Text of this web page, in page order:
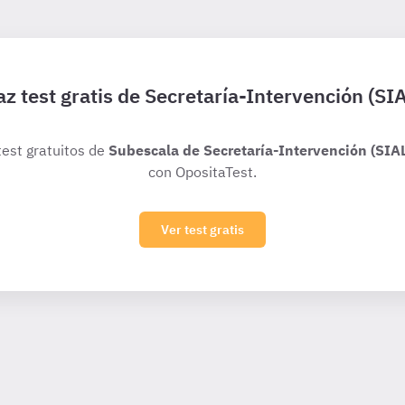
test gratis de Secretaría-Intervención
gratuitos de Subescala de Secretaría-Intervención
con OpositaTest.
Ver test gratis